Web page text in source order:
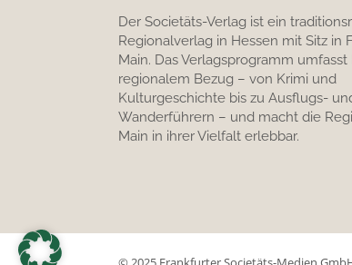
Der Societäts-Verlag ist ein
Regionalverlag in Hessen mit Sitz in
Main. Das Verlagsprogramm
regionalem Bezug – von Krimi und
Kulturgeschichte bis zu Ausflugs-
Wanderführern – und macht die
Main in ihrer Vielfalt erlebbar.